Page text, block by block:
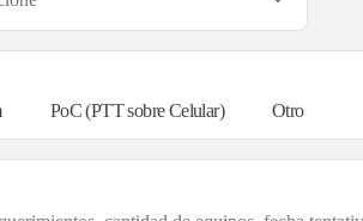
PoC (PTT sobre Celular) Otro